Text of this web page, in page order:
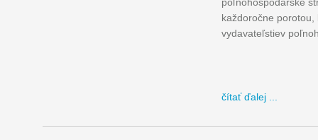
každoročne
vydavateľstiev
čítať ďalej ...